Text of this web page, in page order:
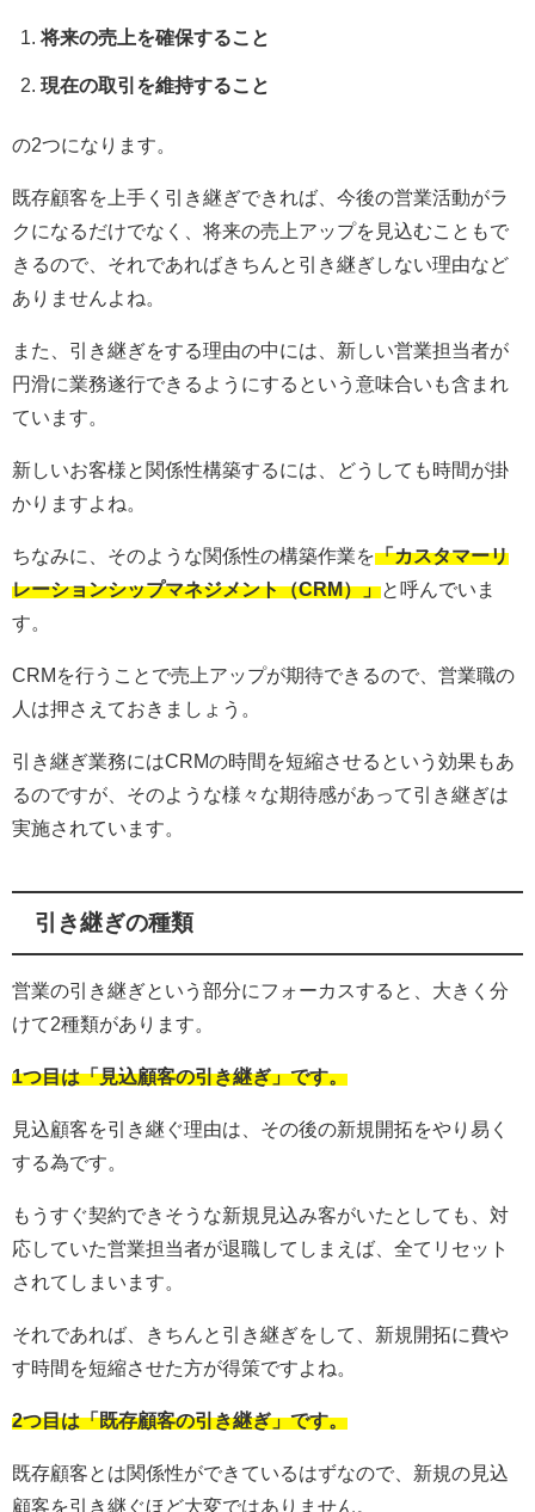
将来の売上を確保すること
現在の取引を維持すること
の2つになります。
既存顧客を上手く引き継ぎできれば、今後の営業活動がラ
クになるだけでなく、将来の売上アップを見込むこともで
きるので、それであればきちんと引き継ぎしない理由など
ありませんよね。
また、引き継ぎをする理由の中には、新しい営業担当者が
円滑に業務遂行できるようにするという意味合いも含まれ
ています。
新しいお客様と関係性構築するには、どうしても時間が掛
かりますよね。
ちなみに、そのような関係性の構築作業を「カスタマーリ
レーションシップマネジメント（CRM）」と呼んでいま
す。
CRMを行うことで売上アップが期待できるので、営業職の
人は押さえておきましょう。
引き継ぎ業務にはCRMの時間を短縮させるという効果もあ
るのですが、そのような様々な期待感があって引き継ぎは
実施されています。
引き継ぎの種類
営業の引き継ぎという部分にフォーカスすると、大きく分
けて2種類があります。
1つ目は「見込顧客の引き継ぎ」です。
見込顧客を引き継ぐ理由は、その後の新規開拓をやり易く
する為です。
もうすぐ契約できそうな新規見込み客がいたとしても、対
応していた営業担当者が退職してしまえば、全てリセット
されてしまいます。
それであれば、きちんと引き継ぎをして、新規開拓に費や
す時間を短縮させた方が得策ですよね。
2つ目は「既存顧客の引き継ぎ」です。
既存顧客とは関係性ができているはずなので、新規の見込
顧客を引き継ぐほど大変ではありません。